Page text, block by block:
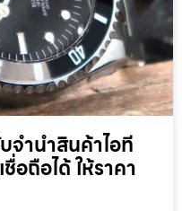
จำนำสินค้าไอที
อถือได้ ให้ราคา